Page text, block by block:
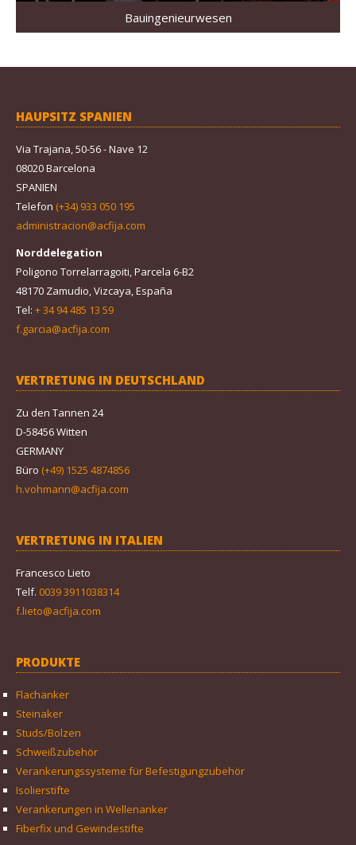
Bauingenieurwesen
HAUPSITZ SPANIEN
Via Trajana, 50-56 - Nave 12
08020 Barcelona
SPANIEN
Telefon (+34) 933 050 195
administracion@acfija.com
Norddelegation
Poligono Torrelarragoiti, Parcela 6-B2
48170 Zamudio, Vizcaya, España
Tel: + 34 94 485 13 59
f.garcia@acfija.com
VERTRETUNG IN DEUTSCHLAND
Zu den Tannen 24
D-58456 Witten
GERMANY
Büro (+49) 1525 4874856
h.vohmann@acfija.com
VERTRETUNG IN ITALIEN
Francesco Lieto
Telf. 0039 3911038314
f.lieto@acfija.com
PRODUKTE
Flachanker
Steinaker
Studs/Bolzen
Schweißzubehör
Verankerungssysteme für Befestigungzubehör
Isolierstifte
Verankerungen in Wellenanker
Fiberfix und Gewindestifte